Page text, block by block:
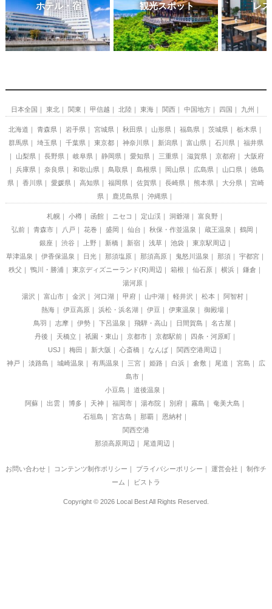
ホテル・宿 観光スポット レ
日本全国 東北 関東 甲信越 北陸 東海 関西 中国地方 四国 九州
北海道 青森県 岩手県 宮城県 秋田県 山形県 福島県 茨城県
栃木県
群馬県
埼玉県 千葉県 東京都 神奈川県 新潟県 富山県 石川県
福井県
山梨県
長野県 岐阜県 静岡県 愛知県 三重県 滋賀県 京都府
大阪府
兵庫県
奈良県 和歌山県 鳥取県 島根県 岡山県 広島県 山口県
徳島
県
香川県 愛媛県 高知県 福岡県 佐賀県 長崎県 熊本県 大分県
宮崎
県
鹿児島県 沖縄県
札幌 小樽 函館 ニセコ 定山渓 洞爺湖
富良野
弘前
青森市 八戸 花巻 盛岡 仙台 秋保・作並温泉 蔵王温泉
鶴岡
銀座
渋谷 上野 新橋 新宿 浅草 池袋
東京駅周辺
草津温泉
伊香保温泉 日光 那須塩原 那須高原 鬼怒川温泉 那須
宇都宮
秩父
鴨川・勝浦 東京ディズニーランド(R)周辺 箱根 仙石原 横浜
鎌倉
湯河原
湯沢
富山市 金沢 河口湖 甲府 山中湖 軽井沢 松本
阿智村
熱海
伊豆高原 浜松・浜名湖 伊豆 伊東温泉
御殿場
鳥羽
志摩 伊勢 下呂温泉 飛騨・高山 日間賀島
名古屋
丹後
天橋立 祇園・東山 京都市 京都駅前
四条・河原町
USJ
梅田 新大阪 心斎橋 なんば
関西空港周辺
神戸
淡路島 城崎温泉 有馬温泉 三宮 姫路 白浜 倉敷 尾道 宮島
広
島市
小豆島
道後温泉
阿蘇
出雲 博多 天神 福岡市 湯布院 別府 霧島
奄美大島
石垣島
宮古島 那覇
恩納村
関西空港
那須高原周辺
尾道周辺
お問い合わせ｜ コンテンツ制作ポリシー ｜ プライバシーポリシー ｜ 運営会社 ｜ 制作チ
ーム ｜ ビストラ
Copyright © 2026 Local Best All Rights Reserved.